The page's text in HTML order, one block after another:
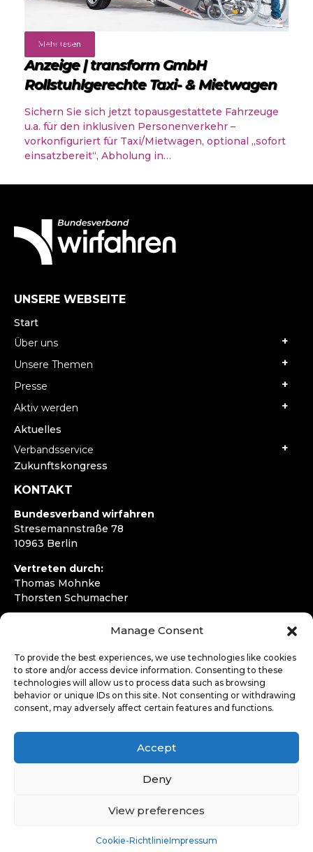
Manage Consent
To provide the best experiences, we use technologies like cookies
to store and/or access device information. Consenting to these
technologies will allow us to process data such as browsing
behavior or unique IDs on this site. Not consenting or withdrawing
consent, may adversely affect certain features and functions.
Accept
Deny
View preferences
Cookie-RichtlinieImpressum
Mehr lesen
Angebote
Anzeige | transform GmbH
Rollstuhlgerechte Taxi- & Mietwagen
Sichern Sie sich jetzt topausgestattete Fahrzeuge
u.a. für den inklusiven Personenverkehr –
vorkonfiguriert für Taxi/Mietwagen, optional „sofort
einsatzbereit“, Abholung in…
UNSERE WEBSEITE
Start
Über uns
Unsere Themen
Presse
Aktiv werden
Aktuelles
Verbandsservice
Zukunftskongress
KONTAKT
Bundesverband wirfahren
Stresemannstraße 78
10963 Berlin
Vertreten durch:
Thomas Mohnke
Thorsten Schumacher
kontakt@wirfahren.de
RECHTLICHES
Impressum
Datenschutzerklärung